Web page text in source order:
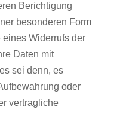
Berichtigung
besonderen Form
Widerrufs der
Daten mit
sei denn, es
oder
vertragliche